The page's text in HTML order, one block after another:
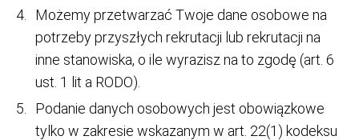
Możemy przetwarzać Twoje dane osobowe na
potrzeby przyszłych rekrutacji lub rekrutacji na
inne stanowiska, o ile wyrazisz na to zgodę (art. 6
ust. 1 lit a RODO).
Podanie danych osobowych jest obowiązkowe
tylko w zakresie wskazanym w art. 22(1) kodeksu